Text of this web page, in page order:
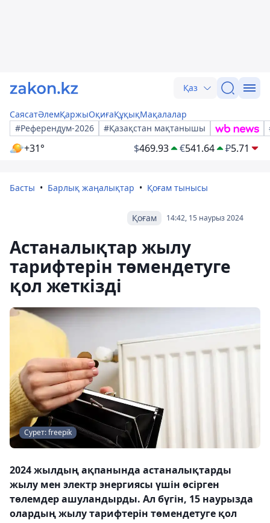
Қаз
СаясатӘлемҚаржыОқиғаҚұқықМақалалар
#Референдум-2026
#Қазақстан мақтанышы
+31° $469.93 €541.64 ₽5.71
Басты Барлық жаңалықтар Қоғам тынысы
14:42, 15 наурыз 2024
Қоғам
Астаналықтар жылу
тарифтерін төмендетуге
қол жеткізді
Сурет: freepik
2024 жылдың ақпанында астаналықтарды
жылу мен электр энергиясы үшін өсірген
төлемдер ашуландырды. Ал бүгін, 15 наурызда
олардың жылу тарифтерін төмендетуге қол